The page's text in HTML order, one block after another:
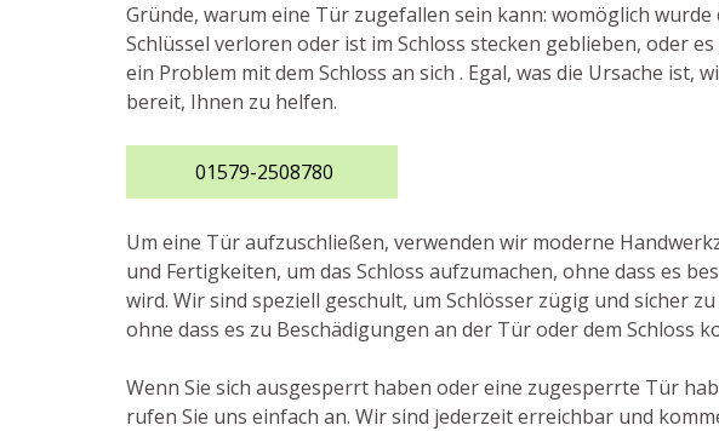
Gründe, warum eine Tür zugefallen sein kann: womöglich wurde
Schlüssel verloren oder ist im Schloss stecken geblieben, oder
ein Problem mit dem Schloss an sich . Egal, was die Ursache ist,
bereit, Ihnen zu helfen.
01579-2508780
Um eine Tür aufzuschließen, verwenden wir moderne
und Fertigkeiten, um das Schloss aufzumachen, ohne dass es
wird. Wir sind speziell geschult, um Schlösser zügig und sicher
ohne dass es zu Beschädigungen an der Tür oder dem Schloss
Wenn Sie sich ausgesperrt haben oder eine zugesperrte Tür
rufen Sie uns einfach an. Wir sind jederzeit erreichbar und